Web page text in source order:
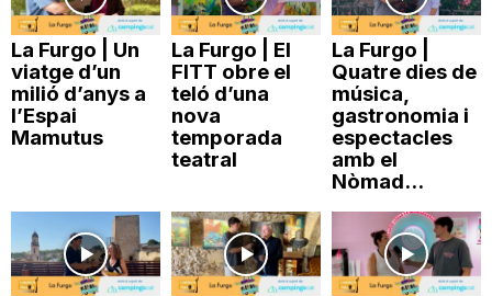
La Furgo | Un
viatge d’un
milió d’anys a
l’Espai
Mamutus
La Furgo | El
FITT obre el
teló d’una
nova
temporada
teatral
La Furgo |
Quatre dies de
música,
gastronomia i
espectacles
amb el
Nòmad...